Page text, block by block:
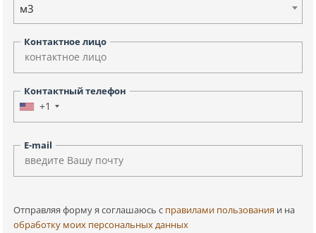
м3
Контактное лицо
Контактный телефон
+1
E-mail
Отправляя форму я соглашаюсь c правилами пользования и на
обработку моих персональных данных